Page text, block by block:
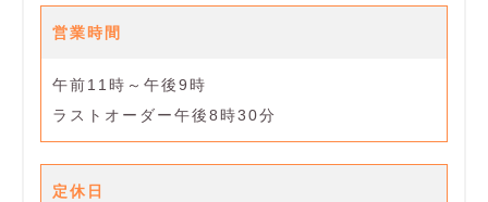
営業時間
午前11時～午後9時
ラストオーダー午後8時30分
定休日